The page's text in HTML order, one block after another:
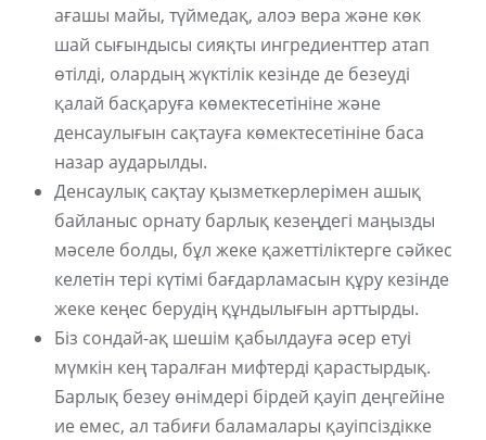
ағашы майы, түймедақ, алоэ вера және көк
шай сығындысы сияқты ингредиенттер атап
өтілді, олардың жүктілік кезінде де безеуді
қалай басқаруға көмектесетініне және
денсаулығын сақтауға көмектесетініне баса
назар аударылды.
Денсаулық сақтау қызметкерлерімен ашық
байланыс орнату барлық кезеңдегі маңызды
мәселе болды, бұл жеке қажеттіліктерге сәйкес
келетін тері күтімі бағдарламасын құру кезінде
жеке кеңес берудің құндылығын арттырды.
Біз сондай-ақ шешім қабылдауға әсер етуі
мүмкін кең таралған мифтерді қарастырдық.
Барлық безеу өнімдері бірдей қауіп деңгейіне
ие емес, ал табиғи баламалары қауіпсіздікке